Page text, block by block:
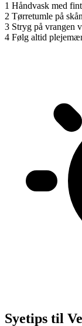
1 Håndvask med
2 Tørretumle på
3 Stryg på vrangen
4 Følg altid
Syetips til